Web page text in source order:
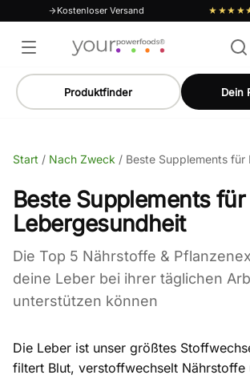
Kostenloser Versand
Produktfinder Dein
Start / Nach Zweck / Beste Supplements für
Beste Supplements für
Lebergesundheit
Die Top 5 Nährstoffe &
deine Leber bei ihrer täglichen
unterstützen können
Die Leber ist unser größtes
filtert Blut, verstoffwechselt Nährstoffe